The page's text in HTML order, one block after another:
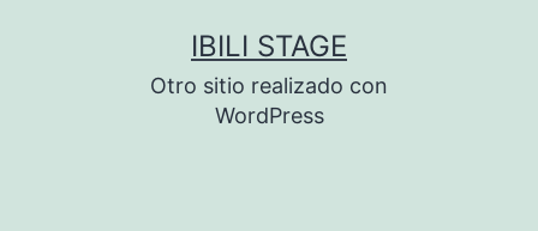
IBILI STAGE
Otro sitio realizado con
WordPress